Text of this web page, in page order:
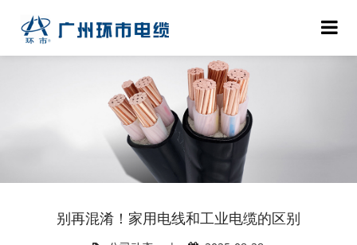
别再混淆！家用电线和工业电缆的区别